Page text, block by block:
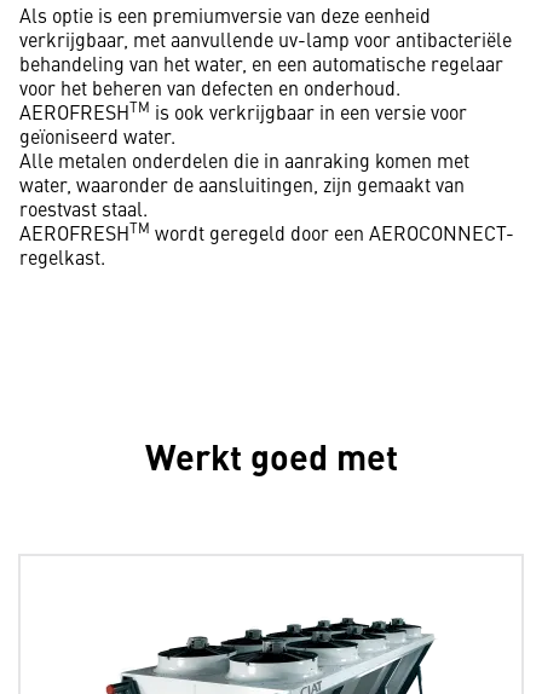
Als optie is een premiumversie van deze eenheid
verkrijgbaar, met aanvullende uv-lamp voor antibacteriële
behandeling van het water, en een automatische regelaar
voor het beheren van defecten en onderhoud.
AEROFRESHTM is ook verkrijgbaar in een versie voor
geïoniseerd water.
Alle metalen onderdelen die in aanraking komen met
water, waaronder de aansluitingen, zijn gemaakt van
roestvast staal.
AEROFRESHTM wordt geregeld door een AEROCONNECT-
regelkast.
Werkt goed met